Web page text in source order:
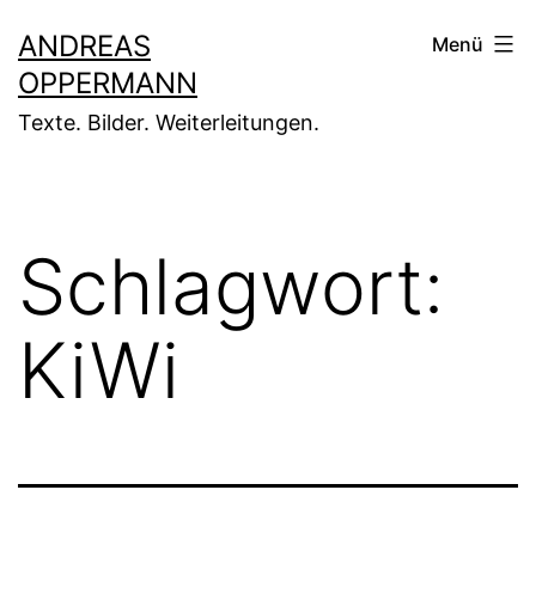
Inhalt
springen
ANDREAS
OPPERMANN
Texte. Bilder. Weiterleitungen.
Menü
Schlagwort:
KiWi